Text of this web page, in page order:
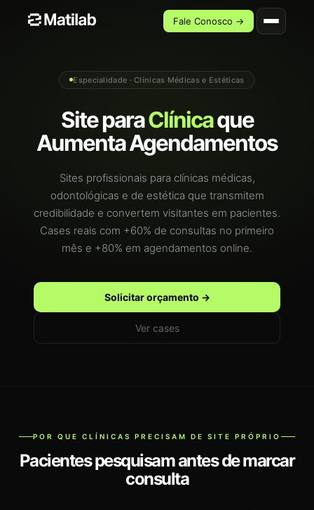
Fale Conosco →
Especialidade · Clínicas Médicas e Estéticas
Site paraClínicaque
Aumenta Agendamentos
Sites profissionais para clínicas médicas,
odontológicas e de estética que transmitem
credibilidade e convertem visitantes em pacientes.
Cases reais com +60% de consultas no primeiro
mês e +80% em agendamentos online.
Solicitar orçamento →
Ver cases
POR QUE CLÍNICAS PRECISAM DE SITE PRÓPRIO
Pacientes pesquisam antes de marcar
consulta